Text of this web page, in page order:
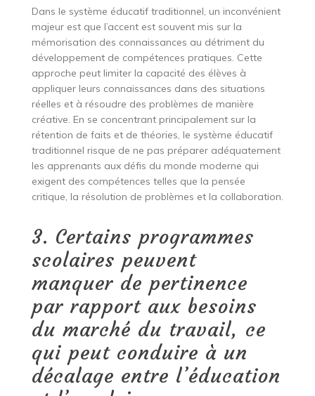
Dans le système éducatif traditionnel, un inconvénient
majeur est que l’accent est souvent mis sur la
mémorisation des connaissances au détriment du
développement de compétences pratiques. Cette
approche peut limiter la capacité des élèves à
appliquer leurs connaissances dans des situations
réelles et à résoudre des problèmes de manière
créative. En se concentrant principalement sur la
rétention de faits et de théories, le système éducatif
traditionnel risque de ne pas préparer adéquatement
les apprenants aux défis du monde moderne qui
exigent des compétences telles que la pensée
critique, la résolution de problèmes et la collaboration.
3. Certains programmes
scolaires peuvent
manquer de pertinence
par rapport aux besoins
du marché du travail, ce
qui peut conduire à un
décalage entre l’éducation